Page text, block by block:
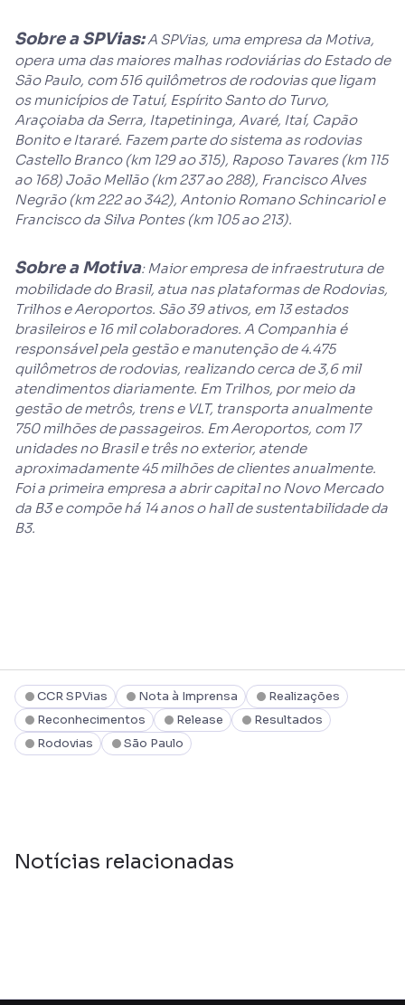
Sobre a SPVias:A SPVias, uma empresa da Motiva,
opera uma das maiores malhas rodoviárias do Estado de
São Paulo, com 516 quilômetros de rodovias que ligam
os municípios de Tatuí, Espírito Santo do Turvo,
Araçoiaba da Serra, Itapetininga, Avaré, Itaí, Capão
Bonito e Itararé. Fazem parte do sistema as rodovias
Castello Branco (km 129 ao 315), Raposo Tavares (km 115
ao 168) João Mellão (km 237 ao 288), Francisco Alves
Negrão (km 222 ao 342), Antonio Romano Schincariol e
Francisco da Silva Pontes (km 105 ao 213).
Sobre a Motiva: Maior empresa de infraestrutura de
mobilidade do Brasil, atua nas plataformas de Rodovias,
Trilhos e Aeroportos. São 39 ativos, em 13 estados
brasileiros e 16 mil colaboradores. A Companhia é
responsável pela gestão e manutenção de 4.475
quilômetros de rodovias, realizando cerca de 3,6 mil
atendimentos diariamente. Em Trilhos, por meio da
gestão de metrôs, trens e VLT, transporta anualmente
750 milhões de passageiros. Em Aeroportos, com 17
unidades no Brasil e três no exterior, atende
aproximadamente 45 milhões de clientes anualmente.
Foi a primeira empresa a abrir capital no Novo Mercado
da B3 e compõe há 14 anos o hall de sustentabilidade da
B3.
CCR SPVias Nota à Imprensa
Realizações
Reconhecimentos
Release
Resultados
Rodovias
São Paulo
Notícias relacionadas